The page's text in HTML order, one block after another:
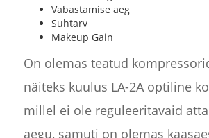
Vabastamise aeg
Suhtarv
Makeup Gain
On olemas teatud
näiteks kuulus LA-2A optiline
millel ei ole reguleeritavaid
aegu, samuti on olemas